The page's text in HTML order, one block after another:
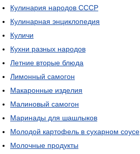
Кулинария народов СССР
Кулинарная энциклопедия
Куличи
Кухни разных народов
Летние вторые блюда
Лимонный самогон
Макаронные изделия
Малиновый самогон
Маринады для шашлыков
Молодой картофель в сухарном соусе
Молочные продукты